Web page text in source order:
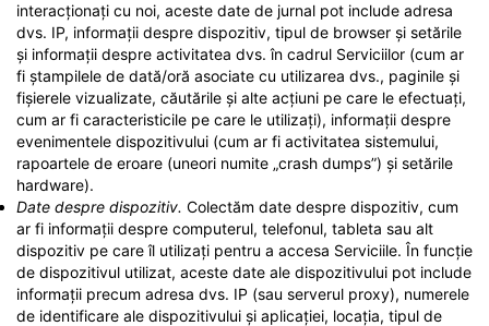
interacționați cu noi, aceste date de jurnal pot include adresa
dvs. IP, informații despre dispozitiv, tipul de browser și setările
și informații despre activitatea dvs. în cadrul Serviciilor (cum ar
fi ștampilele de dată/oră asociate cu utilizarea dvs., paginile și
fișierele vizualizate, căutările și alte acțiuni pe care le efectuați,
cum ar fi caracteristicile pe care le utilizați), informații despre
evenimentele dispozitivului (cum ar fi activitatea sistemului,
rapoartele de eroare (uneori numite „crash dumps”) și setările
hardware).
Date despre dispozitiv. Colectăm date despre dispozitiv, cum
ar fi informații despre computerul, telefonul, tableta sau alt
dispozitiv pe care îl utilizați pentru a accesa Serviciile. În funcție
de dispozitivul utilizat, aceste date ale dispozitivului pot include
informații precum adresa dvs. IP (sau serverul proxy), numerele
de identificare ale dispozitivului și aplicației, locația, tipul de